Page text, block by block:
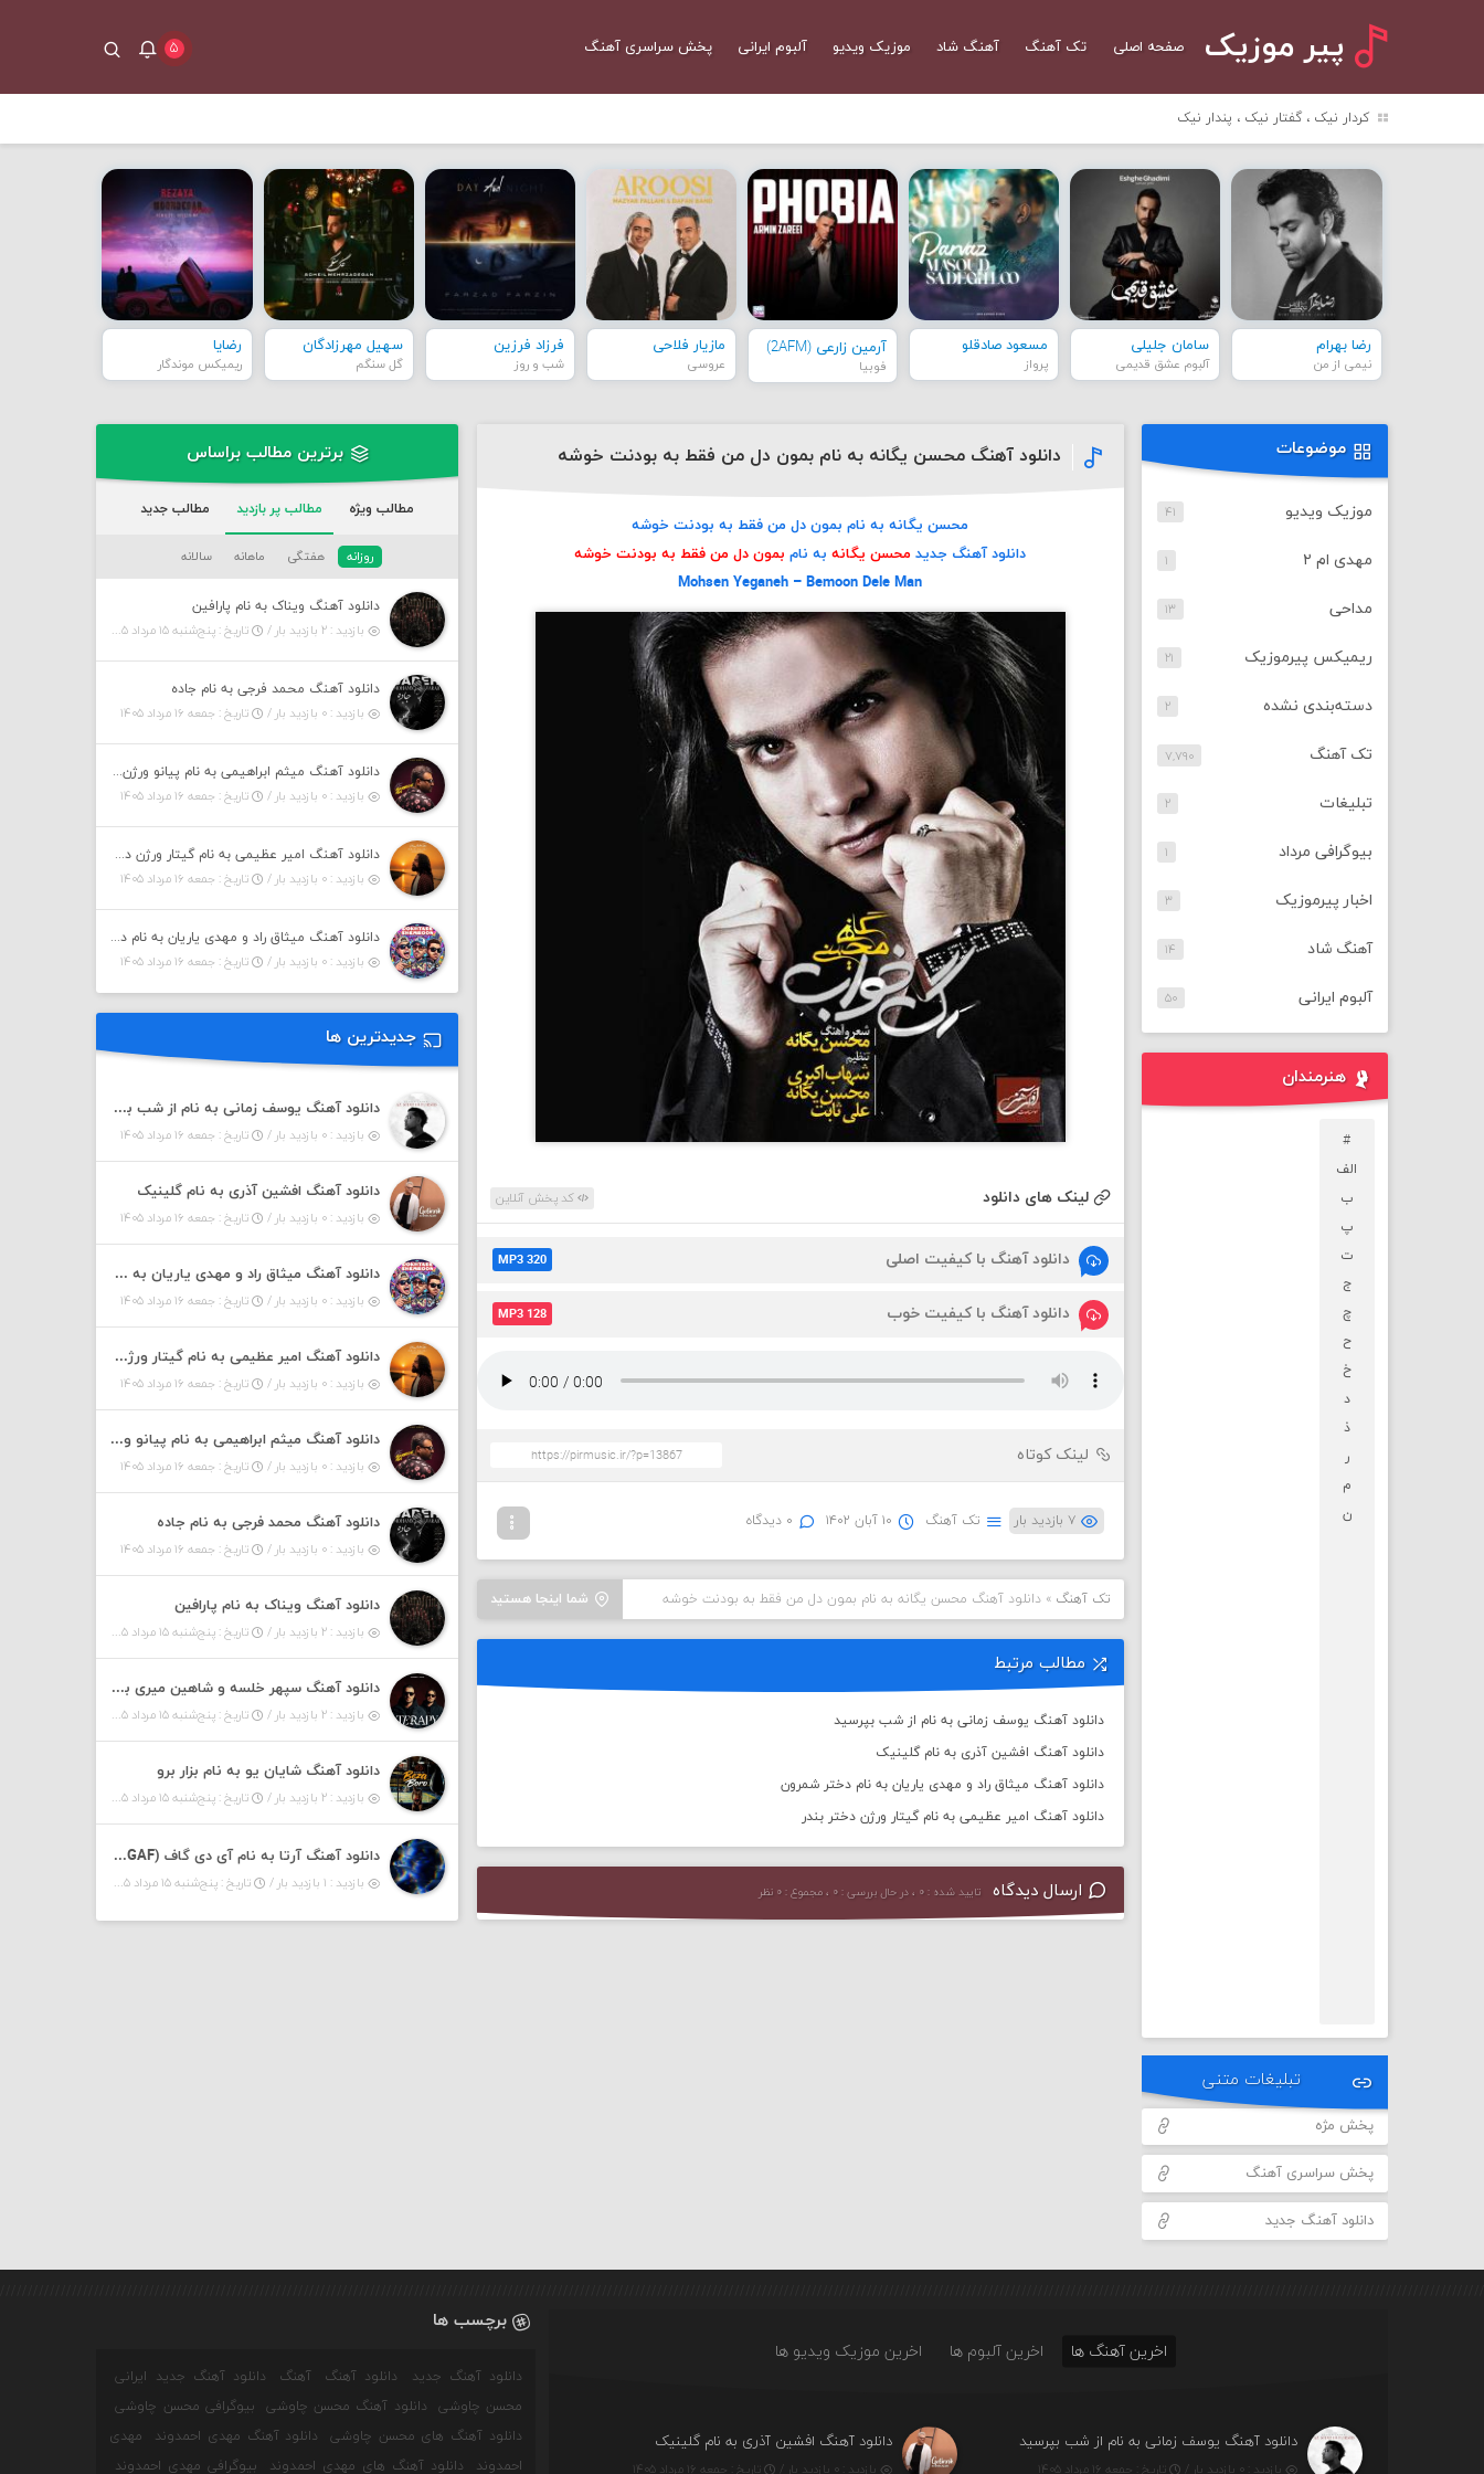
پیر موزیک صفحه اصلی تک آهنگ آهنگ شاد موزیک ویدیو آلبوم ایرانی پخش سراسری آهنگ ۵
کردار نیک ، گفتار نیک ، پندار نیک
رضا بهرام
نیمی از من
سامان جلیلی
آلبوم عشق قدیمی
مسعود صادقلو
پرواز
آرمین زارعی (2AFM)
فوبیا
مازیار فلاحی
عروسی
فرزاد فرزین
شب و روز
سهیل مهرزادگان
گل سنگم
رضایا
ریمیکس موندگار
دانلود آهنگ محسن یگانه به نام بمون دل من فقط به بودنت خوشه
محسن یگانه به نام بمون دل من فقط به بودنت خوشه
دانلود آهنگ جدیدمحسن یگانهبه نام بمون دل من فقط به بودنت خوشه
Mohsen Yeganeh – Bemoon Dele Man
لینک های دانلود کد پخش آنلاین
دانلود آهنگ با کیفیت اصلی MP3 320
دانلود آهنگ با کیفیت خوب MP3 128
لینک کوتاه
۷ بازدید بار تک آهنگ ۱۰ آبان ۱۴۰۲ ۰ دیدگاه
شما اینجا هستید تک آهنگ »دانلود آهنگ محسن یگانه به نام بمون دل من فقط به بودنت خوشه
مطالب مرتبط
دانلود آهنگ یوسف زمانی به نام از شب بپرسید
دانلود آهنگ افشین آذری به نام گلینیک
دانلود آهنگ میثاق راد و مهدی یاریان به نام دختر شمرون
دانلود آهنگ امیر عظیمی به نام گیتار ورژن دختر بندر
ارسال دیدگاه تایید شده : ۰ ، در حال بررسی : ۰ ، مجموع : ۰ نظر
موضوعات
موزیک ویدیو ۴۱
مهدی ام ۲ ۱
مداحی ۱۳
ریمیکس پیرموزیک ۲۱
دسته‌بندی نشده ۲
تک آهنگ ۷,۷۹۰
تبلیغات ۲
بیوگرافی مرداد ۱
اخبار پیرموزیک ۳
آهنگ شاد ۱۴
آلبوم ایرانی ۵۰
هنرمندان
#
الف
ب
پ
ت
ج
چ
ح
خ
د
ذ
ر
م
ن
تبلیغات متنی
پخش مژه
پخش سراسری آهنگ
دانلود آهنگ جدید
برترین مطالب براساس
مطالب ویژه مطالب پر بازدید مطالب جدید
روزانه هفتگی ماهانه سالانه
دانلود آهنگ ویناک به نام پارافین
بازدید : ۲ بازدید بار /
تاریخ : پنج‌شنبه ۱۵ مرداد ۱۴۰۵
دانلود آهنگ محمد فرجی به نام جاده
بازدید : ۰ بازدید بار /
تاریخ : جمعه ۱۶ مرداد ۱۴۰۵
دانلود آهنگ میثم ابراهیمی به نام پیانو ورژن مهربون من
بازدید : ۰ بازدید بار /
تاریخ : جمعه ۱۶ مرداد ۱۴۰۵
دانلود آهنگ امیر عظیمی به نام گیتار ورژن دختر بندر
بازدید : ۰ بازدید بار /
تاریخ : جمعه ۱۶ مرداد ۱۴۰۵
دانلود آهنگ میثاق راد و مهدی یاریان به نام دختر شمرون
بازدید : ۰ بازدید بار /
تاریخ : جمعه ۱۶ مرداد ۱۴۰۵
جدیدترین ها
دانلود آهنگ یوسف زمانی به نام از شب بپرسید
بازدید : ۰ بازدید بار / تاریخ : جمعه ۱۶ مرداد ۱۴۰۵
دانلود آهنگ افشین آذری به نام گلینیک
بازدید : ۰ بازدید بار / تاریخ : جمعه ۱۶ مرداد ۱۴۰۵
دانلود آهنگ میثاق راد و مهدی یاریان به نام دختر شمرون
بازدید : ۰ بازدید بار / تاریخ : جمعه ۱۶ مرداد ۱۴۰۵
دانلود آهنگ امیر عظیمی به نام گیتار ورژن دختر بندر
بازدید : ۰ بازدید بار / تاریخ : جمعه ۱۶ مرداد ۱۴۰۵
دانلود آهنگ میثم ابراهیمی به نام پیانو ورژن مهربون من
بازدید : ۰ بازدید بار / تاریخ : جمعه ۱۶ مرداد ۱۴۰۵
دانلود آهنگ محمد فرجی به نام جاده
بازدید : ۰ بازدید بار / تاریخ : جمعه ۱۶ مرداد ۱۴۰۵
دانلود آهنگ ویناک به نام پارافین
بازدید : ۲ بازدید بار / تاریخ : پنج‌شنبه ۱۵ مرداد ۱۴۰۵
دانلود آهنگ سپهر خلسه و شاهین میری به نام تراپی
بازدید : ۲ بازدید بار / تاریخ : پنج‌شنبه ۱۵ مرداد ۱۴۰۵
دانلود آهنگ شایان یو به نام بزار برو
بازدید : ۲ بازدید بار / تاریخ : پنج‌شنبه ۱۵ مرداد ۱۴۰۵
دانلود آهنگ آرتا به نام آی دی گاف (IDGAF)
بازدید : ۱ بازدید بار / تاریخ : پنج‌شنبه ۱۵ مرداد ۱۴۰۵
اخرین آهنگ ها اخرین آلبوم ها اخرین موزیک ویدیو ها
دانلود آهنگ یوسف زمانی به نام از شب بپرسید
بازدید : ۰ بازدید بار / تاریخ : جمعه ۱۶ مرداد ۱۴۰۵
دانلود آهنگ افشین آذری به نام گلینیک
بازدید : ۰ بازدید بار / تاریخ : جمعه ۱۶ مرداد ۱۴۰۵
برچسب ها
دانلود آهنگ جدید دانلود آهنگ آهنگ
دانلود آهنگ جدید ایرانی
محسن چاوشی
دانلود آهنگ محسن چاوشی
بیوگرافی محسن چاوشی
دانلود آهنگ های محسن چاوشی
دانلود آهنگ مهدی احمدوند
مهدی
احمدوند
دانلود آهنگ های مهدی احمدوند بیوگرافی مهدی احمدوند